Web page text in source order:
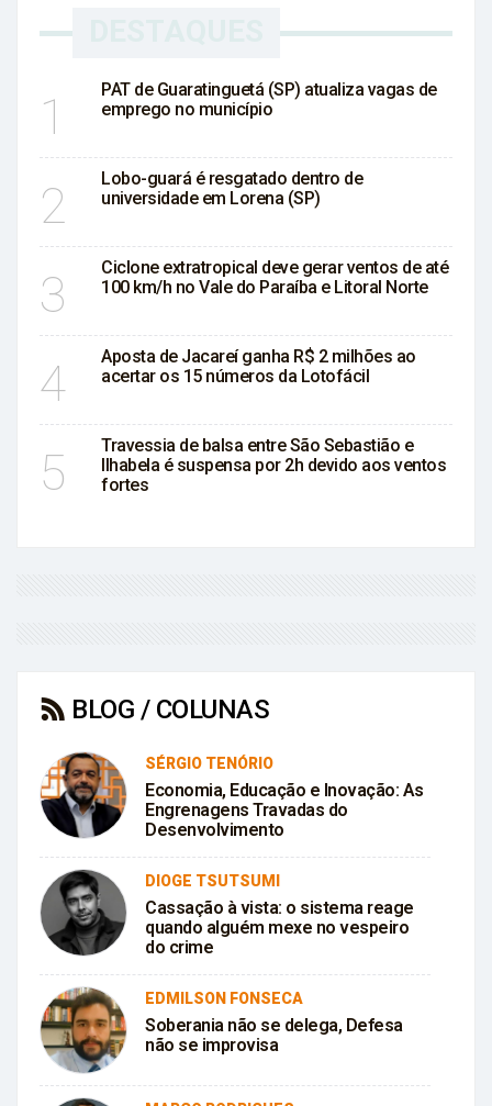
1
PAT de Guaratinguetá (SP) atualiza vagas de
emprego no município
2
Lobo-guará é resgatado dentro de
universidade em Lorena (SP)
3
Ciclone extratropical deve gerar ventos de até
100 km/h no Vale do Paraíba e Litoral Norte
4
Aposta de Jacareí ganha R$ 2 milhões ao
acertar os 15 números da Lotofácil
5
Travessia de balsa entre São Sebastião e
Ilhabela é suspensa por 2h devido aos ventos
fortes
BLOG / COLUNAS
SÉRGIO TENÓRIO
Economia, Educação e Inovação: As
Engrenagens Travadas do
Desenvolvimento
DIOGE TSUTSUMI
Cassação à vista: o sistema reage
quando alguém mexe no vespeiro
do crime
EDMILSON FONSECA
Soberania não se delega, Defesa
não se improvisa